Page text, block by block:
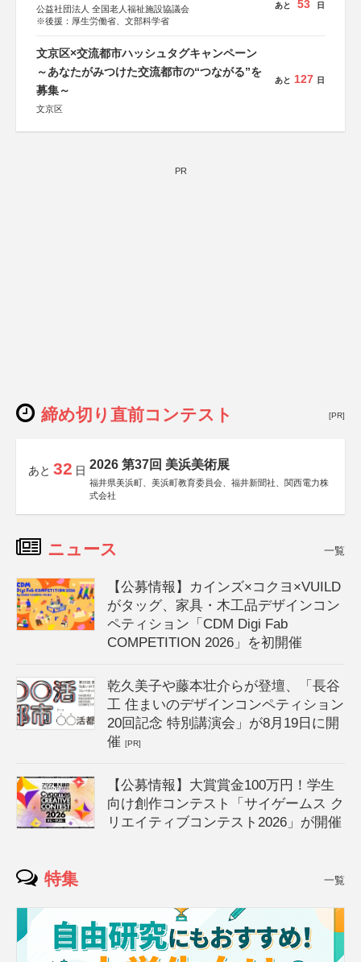
公益社団法人 全国老人福祉施設協議会
※後援：厚生労働省、文部科学省
あと 53 日
文京区×交流都市ハッシュタグキャンペーン
～あなたがみつけた交流都市の“つながる”を
募集～
文京区
あと 127 日
PR
締め切り直前コンテスト [PR]
あと 32 日 2026 第37回 美浜美術展
福井県美浜町、美浜町教育委員会、福井新聞社、関西電力株
式会社
ニュース 一覧
【公募情報】カインズ×コクヨ×VUILD
がタッグ、家具・木工品デザインコン
ペティション「CDM Digi Fab
COMPETITION 2026」を初開催
乾久美子や藤本壮介らが登壇、「長谷
工 住まいのデザインコンペティション
20回記念 特別講演会」が8月19日に開
催[PR]
【公募情報】大賞賞金100万円！学生
向け創作コンテスト「サイゲームス ク
リエイティブコンテスト2026」が開催
特集 一覧